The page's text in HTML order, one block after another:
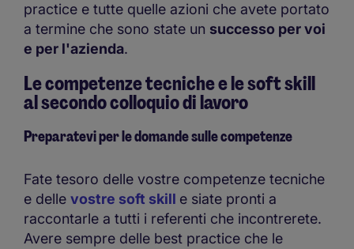
practice e tutte quelle azioni che avete portato
a termine che sono state un successo per voi
e per l'azienda.
Le competenze tecniche e le soft skill
al secondo colloquio di lavoro
Preparatevi per ledomande sulle competenze
Fate tesoro delle vostre competenze tecniche
e delle vostre soft skill e siate pronti a
raccontarle a tutti i referenti che incontrerete.
Avere sempre delle best practice che le